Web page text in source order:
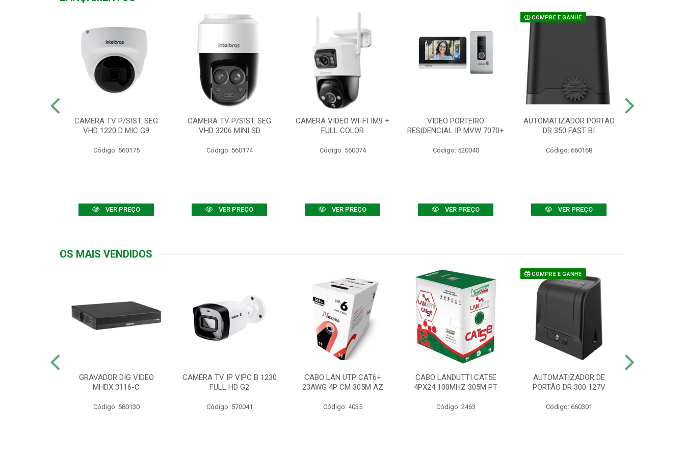
CAMERA TV P/SIST. SEG
VHD 1220 D MIC G9
Código: 560175
VER PREÇO
CAMERA TV P/SIST. SEG
VHD 3206 MINI SD
Código: 560174
VER PREÇO
CAMERA VIDEO WI-FI IM9 +
FULL COLOR
Código: 560074
VER PREÇO
VIDEO PORTEIRO
RESIDENCIAL IP MVW 7070+
Código: 520040
VER PREÇO
COMPRE E GANHE
AUTOMATIZADOR PORTÃO
DR 350 FAST BI
Código: 660168
VER PREÇO
OS MAIS VENDIDOS
GRAVADOR DIG VIDEO
MHDX 3116-C
Código: 580130
CAMERA TV IP VIPC B 1230
FULL HD G2
Código: 570041
CABO LAN UTP CAT6+
23AWG 4P CM 305M AZ
Código: 4035
CABO LANDUTTI CAT5E
4PX24 100MHZ 305M PT
Código: 2463
COMPRE E GANHE
AUTOMATIZADOR DE
PORTÃO DR 300 127V
Código: 660301